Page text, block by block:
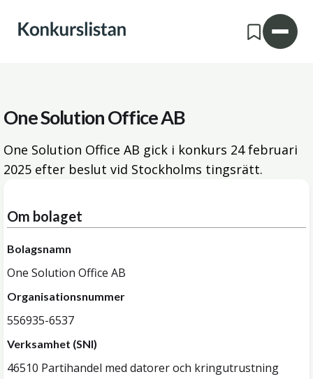
One Solution Office AB
One Solution Office AB gick i konkurs 24 februari
2025 efter beslut vid Stockholms tingsrätt.
Om bolaget
Bolagsnamn
One Solution Office AB
Organisationsnummer
556935-6537
Verksamhet (SNI)
46510 Partihandel med datorer och kringutrustning